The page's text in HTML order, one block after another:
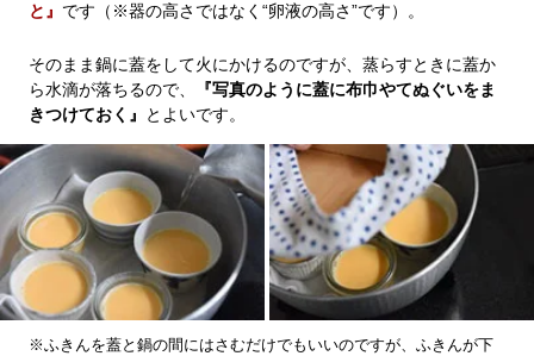
と』 です（※器の高さではなく“卵液の高さ”です）。
そのまま鍋に蓋をして火にかけるのですが、蒸らすときに蓋か
ら水滴が落ちるので、
『写真のように蓋に布巾やてぬぐいをま
きつけておく』
とよいです。
※ふきんを蓋と鍋の間にはさむだけでもいいのですが、ふきんが下